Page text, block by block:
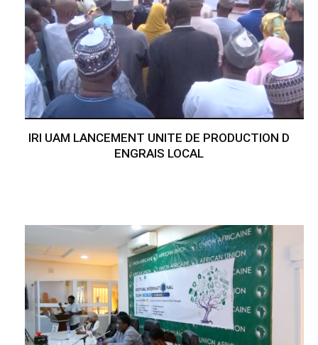
IRI UAM LANCEMENT UNITE DE PRODUCTION D
ENGRAIS LOCAL